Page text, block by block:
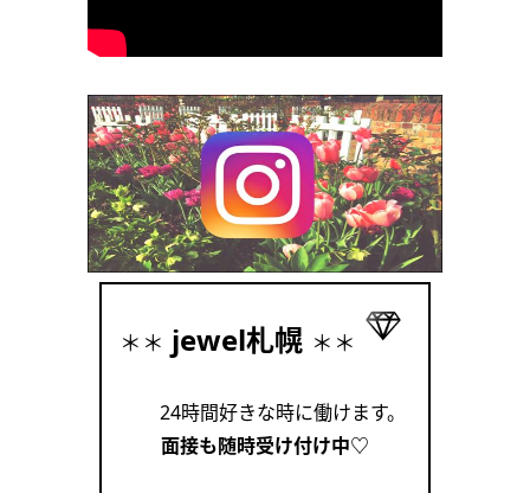
＊＊ jewel札幌 ＊＊
24時間好きな時に働けます。
面接も随時受け付け中♡